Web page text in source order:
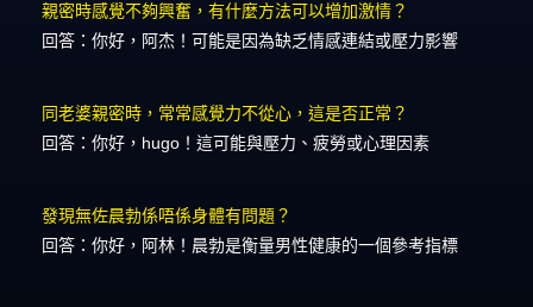
親密時感覺不夠興奮，有什麼方法可以增加激情？
回答：你好，阿杰！可能是因為缺乏情感連結或壓力影響
同老婆親密時，常常感覺力不從心，這是否正常？
回答：你好，hugo！這可能與壓力、疲勞或心理因素
發現無佐晨勃係唔係身體有問題？
回答：你好，阿林！晨勃是衡量男性健康的一個參考指標